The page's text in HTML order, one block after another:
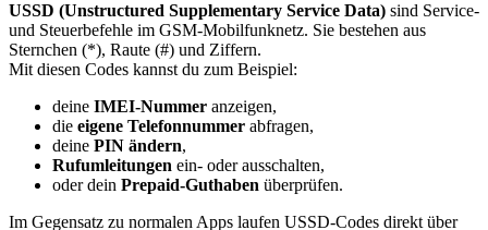
USSD (Unstructured Supplementary Service Data) sind Service-
und Steuerbefehle im GSM-Mobilfunknetz. Sie bestehen aus
Sternchen (*), Raute (#) und Ziffern.
Mit diesen Codes kannst du zum Beispiel:
deine IMEI-Nummer anzeigen,
die eigene Telefonnummer abfragen,
deine PIN ändern,
Rufumleitungen ein- oder ausschalten,
oder dein Prepaid-Guthaben überprüfen.
Im Gegensatz zu normalen Apps laufen USSD-Codes direkt über